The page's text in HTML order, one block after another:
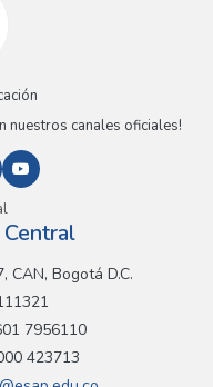
nuestros canales oficiales!
Bogotá D.C.
7956110
423713